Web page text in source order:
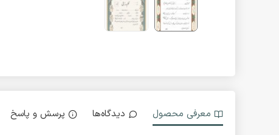
معرفی محصول دیدگاه‌ها پرسش و پاسخ